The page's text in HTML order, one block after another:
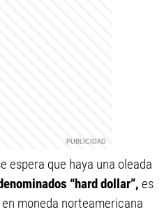
espera que haya una oleada
“hard dollar”, es
moneda norteamericana